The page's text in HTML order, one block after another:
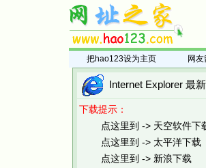
把hao123设为主页 网
Internet Explorer 最
下载提示：
点这里到 -> 天空软件下
点这里到 -> 太平洋下载
点这里到 -> 新浪下载